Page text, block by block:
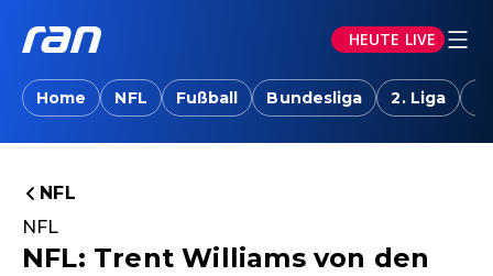
HEUTE LIVE
Home NFL Fußball Bundesliga 2. Liga
NFL
NFL
NFL: Trent Williams von den